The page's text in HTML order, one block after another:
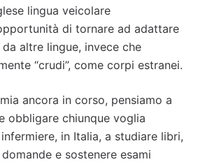
lingua veicolare
di tornare ad adattare
altre lingue, invece che
“crudi”, come corpi estranei.
ancora in corso, pensiamo a
obbligare chiunque voglia
in Italia, a studiare libri,
e sostenere esami